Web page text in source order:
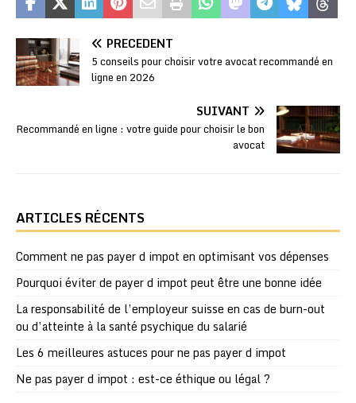
PRÉCÉDENT
5 conseils pour choisir votre avocat recommandé en
ligne en 2026
SUIVANT
Recommandé en ligne : votre guide pour choisir le bon
avocat
ARTICLES RÉCENTS
Comment ne pas payer d impot en optimisant vos dépenses
Pourquoi éviter de payer d impot peut être une bonne idée
La responsabilité de l’employeur suisse en cas de burn-out
ou d’atteinte à la santé psychique du salarié
Les 6 meilleures astuces pour ne pas payer d impot
Ne pas payer d impot : est-ce éthique ou légal ?